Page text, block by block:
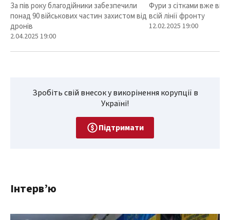
За пів року благодійники забезпечили
понад 90 військових частин захистом від
дронів
2.04.2025 19:00
Фури з сітками вже
всій лінії фронту
12.02.2025 19:00
Зробіть свій внесок у викорінення корупції в
Україні!
Підтримати
Інтерв’ю